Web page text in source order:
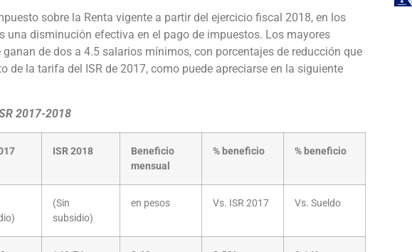
sobre la Renta vigente a partir del ejercicio fiscal 2018, en los
una disminución efectiva en el pago de impuestos. Los mayores
de dos a 4.5 salarios mínimos, con porcentajes de reducción que
de la tarifa del ISR de 2017, como puede apreciarse en la siguiente
2017-2018
ISR 2018
Beneficio
mensual
% beneficio % beneficio
(Sin
subsidio)
en pesos Vs. ISR 2017 Vs. Sueldo